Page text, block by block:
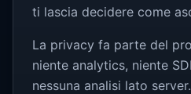
ti lascia decidere come
La privacy fa parte del
niente analytics, niente
nessuna analisi lato